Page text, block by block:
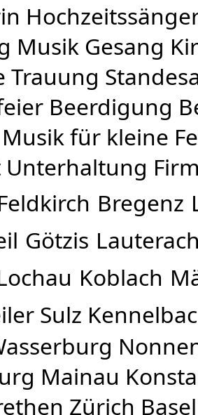
Musik Gesang
Trauung
Beerdigung
für kleine
Bregenz
Götzis
Koblach
Sulz
Mainau
Zürich